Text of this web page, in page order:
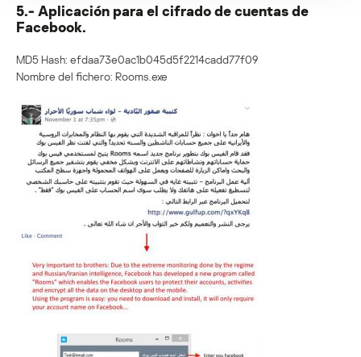
5.- Aplicación para el cifrado de cuentas de
Facebook.
MD5 Hash: efdaa73e0ac1b045d5f2214cadd77f09
Nombre del fichero: Rooms.exe